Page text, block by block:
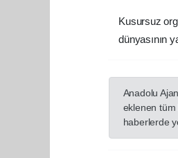
Kusursuz
dünyasının
Anadolu
eklenen tüm
haberlerde